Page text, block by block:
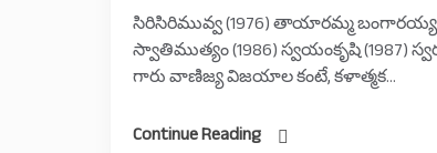
సిరిసిరిమువ్వ (1976) తాయారమ్మ బంగారయ్య
స్వాతిముత్యం (1986) స్వయంకృషి (1987)
గారు వాణిజ్య విజయాల కంటే, కళాత్మక...
Continue Reading